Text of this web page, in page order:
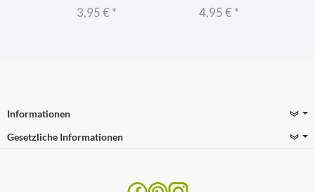
3,95 €* 4,95 €*
Informationen
Gesetzliche Informationen